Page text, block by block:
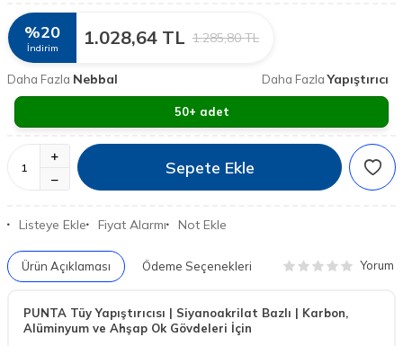
%20
İndirim 1.028,64 TL 1.285,80TL
Daha Fazla Nebbal Daha FazlaYapıştırıcı
50+ adet
Sepete Ekle
Listeye Ekle Fiyat Alarmı Not Ekle
Ürün Açıklaması Ödeme Seçenekleri Yorum
PUNTA Tüy Yapıştırıcısı | Siyanoakrilat Bazlı | Karbon,
Alüminyum ve Ahşap Ok Gövdeleri İçin